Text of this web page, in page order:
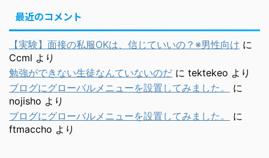
最近のコメント
【実験】面接の私服OKは、信じていいの？※男性向け に
Ccml より
勉強ができない生徒なんていないのだ に tektekeo より
ブログにグローバルメニューを設置してみました。
に
nojisho より
ブログにグローバルメニューを設置してみました。
に
ftmaccho より